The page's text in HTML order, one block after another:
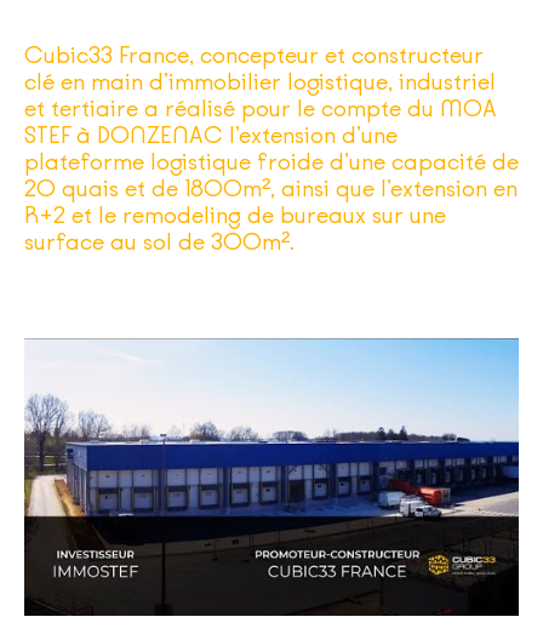
Cubic33 France, concepteur et constructeur
clé en main d’immobilier logistique, industriel
et tertiaire a réalisé pour le compte du MOA
STEF à DONZENAC l’extension d’une
plateforme logistique froide d’une capacité de
20 quais et de 1800m², ainsi que l’extension en
R+2 et le remodeling de bureaux sur une
surface au sol de 300m².